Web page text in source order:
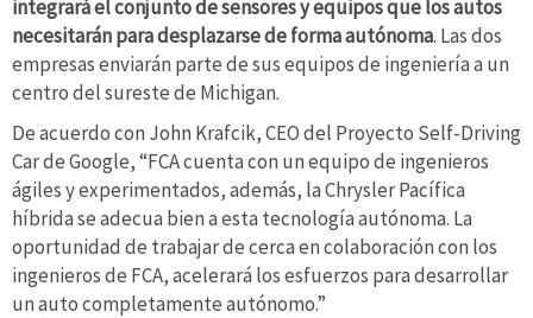
integrará el conjunto de sensores y equipos que los autos
necesitarán para desplazarse de forma autónoma. Las dos
empresas enviarán parte de sus equipos de ingeniería a un
centro del sureste de Michigan.
De acuerdo con John Krafcik, CEO del Proyecto Self-Driving
Car de Google, “FCA cuenta con un equipo de ingenieros
ágiles y experimentados, además, la Chrysler Pacífica
híbrida se adecua bien a esta tecnología autónoma. La
oportunidad de trabajar de cerca en colaboración con los
ingenieros de FCA, acelerará los esfuerzos para desarrollar
un auto completamente autónomo.”